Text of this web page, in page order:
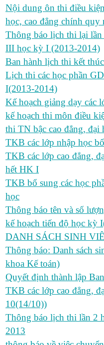
Nội dung ôn thi điều
học, cao đẳng chính quy
Thông báo lịch thi lại
III học kỳ I (2013-2014)
Ban hành lịch thi kết
Lịch thi các học phần
I(2013-2014)
Kế hoạch giảng dạy các
kế hoạch thi môn điều
thi TN bậc cao đẳng, đại
TKB các lớp nhập học
TKB các lớp cao đẳng,
hết HK I
TKB bổ sung các học
học
Thông báo tên và số
kế hoạch tiến độ học kỳ
DANH SÁCH SINH
Thông báo: Danh sách
khoa Kế toán)
Quyết định thành lập
TKB các lớp cao đẳng,
10(14/10))
Thông báo lịch thi lần 2
2013